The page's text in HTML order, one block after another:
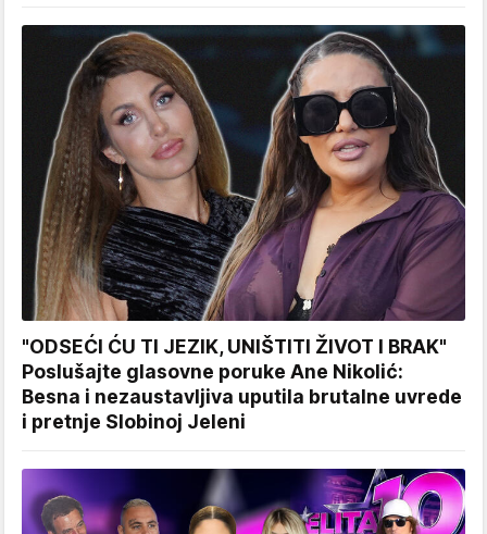
"ODSEĆI ĆU TI JEZIK, UNIŠTITI ŽIVOT I BRAK"
Poslušajte glasovne poruke Ane Nikolić:
Besna i nezaustavljiva uputila brutalne uvrede
i pretnje Slobinoj Jeleni